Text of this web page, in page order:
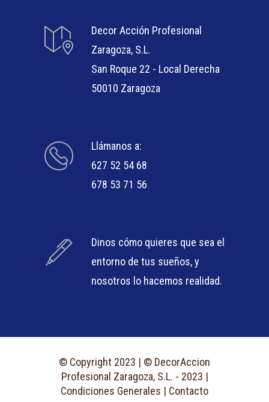
Decor Acción Profesional
Zaragoza, S.L.
San Roque 22 - Local Derecha
50010 Zaragoza
Llámanos a:
627 52 54 68
678 53 71 56
Dinos cómo quieres que sea el
entorno de tus sueños, y
nosotros lo hacemos realidad.
© Copyright 2023 | © DecorAccion
Profesional Zaragoza, S.L. - 2023 |
Condiciones Generales | Contacto